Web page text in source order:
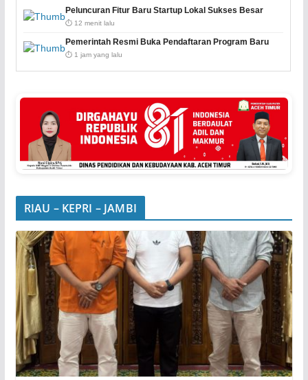
Peluncuran Fitur Baru Startup Lokal Sukses Besar
⏱️ 12 menit lalu
Pemerintah Resmi Buka Pendaftaran Program Baru
⏱️ 1 jam yang lalu
RIAU – KEPRI – JAMBI